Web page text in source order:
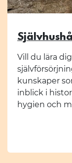
Vill du lära
kunskaper
inblick i
hygien och